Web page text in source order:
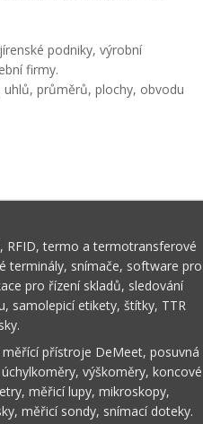
podniky, výrobní
firmy.
průměrů, plochy, obvodu
RFID, termo a termotransferové
terminály, snímače, software pro
pro řízení skladů, sledování
samolepicí etikety, štítky, TTR
přístroje DeMeet, posuvná
výškoměry, koncové
měřicí lupy, mikroskopy,
měřicí sondy, snímací doteky.